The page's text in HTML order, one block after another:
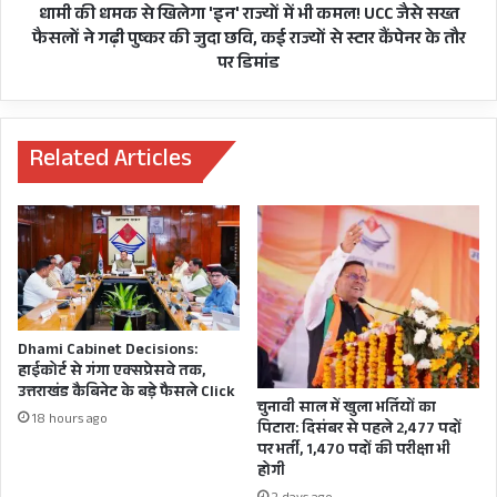
आज बीजेपी के राष्ट्रीय मीडिया प्रमुख अनिल बलूनी के
नामांकन में समर्थन देने केंद्रीय मंत्री स्मृति ईरानी पौड़ी
पहुंचीं। जबकि राज्य स्तरीय नेताओं में मुख्यमंत्री पुष्कर सिंह
धामी से लेकर पूर्व सीएम रमेश पोखरियाल निशंक,
गढ़वाल से वर्तमान सांसद तीरथ सिंह रावत, कैबिनेट मंत्री
सुबोध उनियाल, डॉ धन सिंह रावत सहित अनेक नेता जुटें।
पौड़ी के रामलीला मैदान में बीजेपी प्रत्याशी अनिल बलूनी
के समर्थन में हुई रैली में बड़ी संख्या में जनता उमड़ी। जाहिर
है बलूनी के नामांकन के बहाने हुए इस शक्ति प्रदर्शन के
बाद अब देखना दिलचस्प होगा कि बुधवार को जब कांग्रेस
जीत
की
कमल!
UCC
फैसलों
गढ़ी
पुष्कर
की
जुदा
छवि,
कई
राज्यों
से
स्टार
कैंपेनर
के
तौर
धामी की धमक से खिलेगा 'इन' राज्यों में भी कमल! UCC जैसे सख्त
फैसलों ने गढ़ी पुष्कर की जुदा छवि, कई राज्यों से स्टार कैंपेनर के तौर
पर डिमांड
Related Articles
Dhami Cabinet Decisions:
हाईकोर्ट से गंगा एक्सप्रेसवे तक,
उत्तराखंड कैबिनेट के बड़े फैसले Click
18 hours ago चुनावी साल में खुला भर्तियों का
पिटारा: दिसंबर से पहले 2,477 पदों
पर भर्ती, 1,470 पदों की परीक्षा भी
होगी